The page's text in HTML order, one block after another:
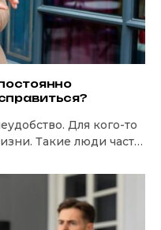
Для кого-то
Такие люди часто